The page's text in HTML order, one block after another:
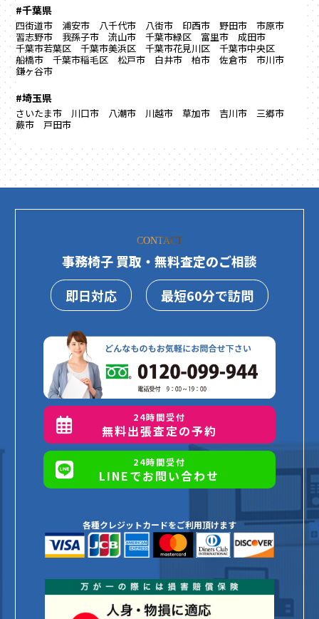
#千葉県
四街道市 浦安市 八千代市 八街市 印西市 野田市
市原市
習志野市
我孫子市 流山市 千葉市緑区 富里市
成田市
千葉市若葉区
千葉市美浜区 千葉市花見川区
千葉市中央区
船橋市
千葉市稲毛区 松戸市 白井市 柏市 佐倉市
市川市
鎌ヶ谷市
#埼玉県
さいたま市 川口市 八潮市 川越市 草加市 吉川市
三郷市
蕨市
戸田市
CONTACT
事務椅子 買取・無料査定のご相談
即日対応
最短60分で訪問
24時間受付
無料出張査定の予約
24時間受付
LINEでお問い合わせ
各種クレジットカードをご利用頂けます